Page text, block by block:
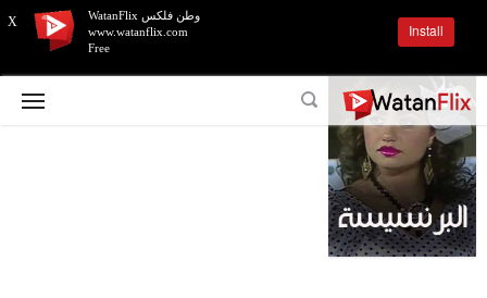
X
وطن فلكس WatanFlix
www.watanflix.com
Free
Install